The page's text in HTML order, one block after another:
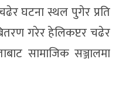
घटना स्थल पुगेर प्रति
गरेर हेलिकप्टर चढेर
सामाजिक सञ्जालमा